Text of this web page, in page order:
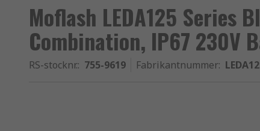
Moflash LEDA125 Series
Combination, IP67 230V
RS-stocknr.: 755-9619 Fabrikantnummer: